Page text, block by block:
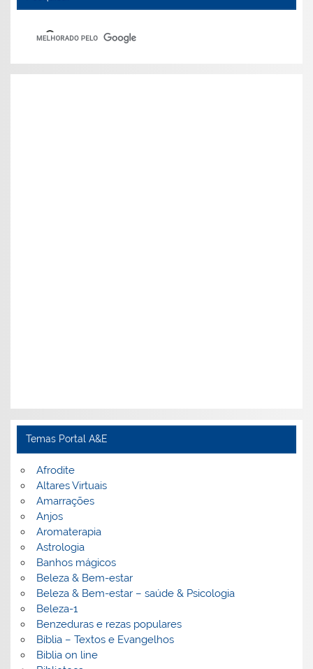
Temas Portal A&E
Afrodite
Altares Virtuais
Amarrações
Anjos
Aromaterapia
Astrologia
Banhos mágicos
Beleza & Bem-estar
Beleza & Bem-estar – saúde & Psicologia
Beleza-1
Benzeduras e rezas populares
Bíblia – Textos e Evangelhos
Biblia on line